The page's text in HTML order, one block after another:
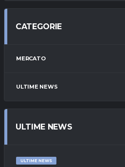
CATEGORIE
MERCATO
ULTIME NEWS
ULTIME NEWS
ULTIME NEWS